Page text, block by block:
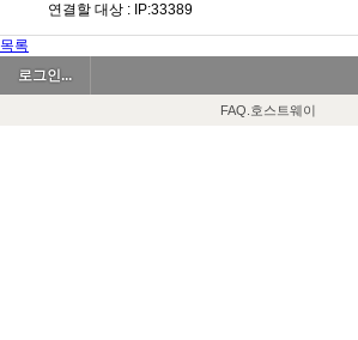
연결할 대상 : IP:33389
목록
로그인...
FAQ.호스트웨이